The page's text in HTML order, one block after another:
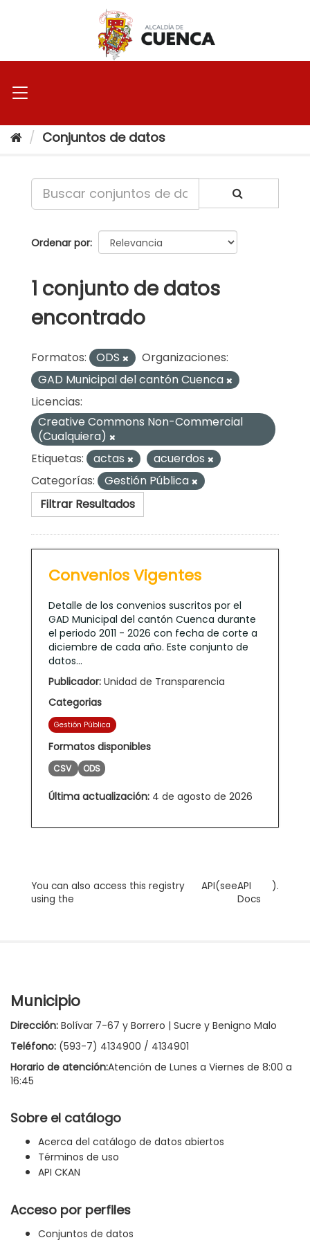
Conjuntos de datos
Ordenar por
1 conjunto de datos
encontrado
Formatos: ODS
Organizaciones:
GAD Municipal del cantón Cuenca
Licencias:
Creative Commons Non-Commercial
(Cualquiera)
Etiquetas:
actas
acuerdos
Categorías:
Gestión Pública
Filtrar Resultados
Convenios Vigentes
Detalle de los convenios suscritos por el
GAD Municipal del cantón Cuenca durante
el periodo 2011 - 2026 con fecha de corte a
diciembre de cada año. Este conjunto de
datos...
Publicador: Unidad de Transparencia
Categorias
Gestión Pública
Formatos disponibles
CSV ODS
Última actualización: 4 de agosto de 2026
You can also access this registry
using the
API(seeAPI
Docs
).
Municipio
Dirección: Bolívar 7-67 y Borrero | Sucre y Benigno Malo
Teléfono: (593-7) 4134900 / 4134901
Horario de atención:Atención de Lunes a Viernes de 8:00 a
16:45
Sobre el catálogo
Acerca del catálogo de datos abiertos
Términos de uso
API CKAN
Acceso por perfiles
Conjuntos de datos